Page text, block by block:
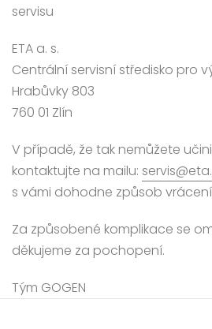
servisu
ETA a. s.
Centrální servisní středisko pro
Hrabůvky 803
760 01 Zlín
V případě, že tak nemůžete
kontaktujte na mailu:
s vámi dohodne způsob
Za způsobené komplikace se
děkujeme za pochopení.
Tým GOGEN